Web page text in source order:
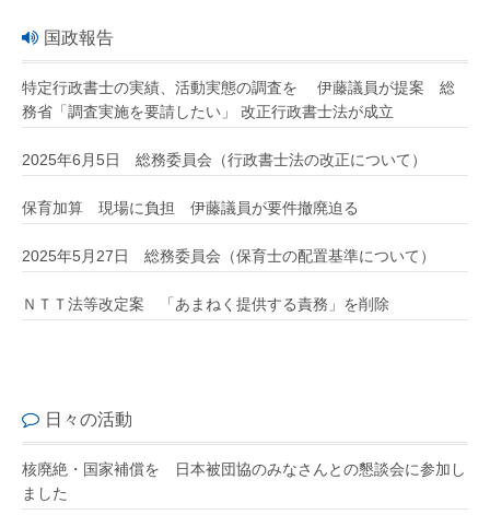
国政報告
特定行政書士の実績、活動実態の調査を 伊藤議員が提案 総
務省「調査実施を要請したい」 改正行政書士法が成立
2025年6月5日 総務委員会（行政書士法の改正について）
保育加算 現場に負担 伊藤議員が要件撤廃迫る
2025年5月27日 総務委員会（保育士の配置基準について）
ＮＴＴ法等改定案 「あまねく提供する責務」を削除
日々の活動
核廃絶・国家補償を 日本被団協のみなさんとの懇談会に参加し
ました